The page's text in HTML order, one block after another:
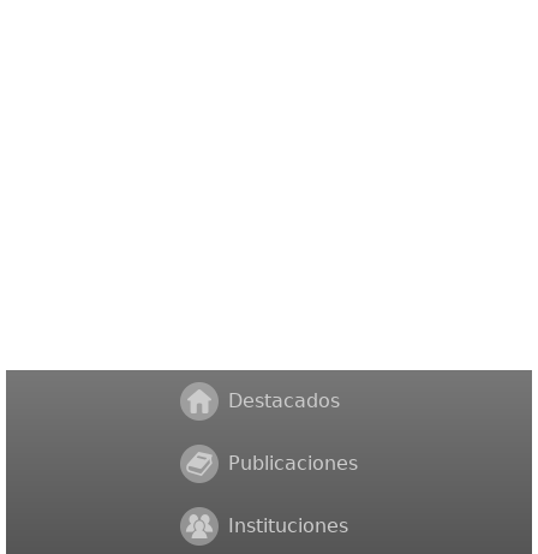
Destacados
Publicaciones
Instituciones